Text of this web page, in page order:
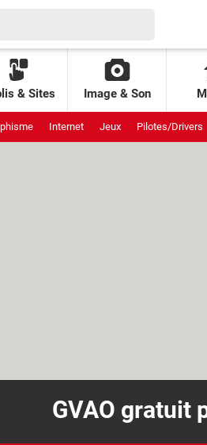
& Sites Image & Son
Internet Jeux Pilotes/Drivers
GVAO gratuit